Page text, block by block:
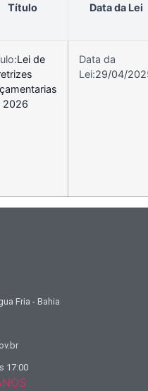
Título Data da Lei
Lei de
2026
Data da
Lei:29/04/
Fria - Bahia
17:00